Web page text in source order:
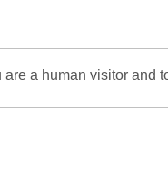
a human visitor and